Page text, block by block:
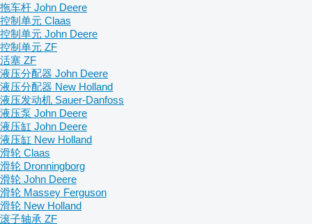
拖车杆 John Deere
控制单元 Claas
控制单元 John Deere
控制单元 ZF
活塞 ZF
液压分配器 John Deere
液压分配器 New Holland
液压发动机 Sauer-Danfoss
液压泵 John Deere
液压缸 John Deere
液压缸 New Holland
滑轮 Claas
滑轮 Dronningborg
滑轮 John Deere
滑轮 Massey Ferguson
滑轮 New Holland
滚子轴承 ZF